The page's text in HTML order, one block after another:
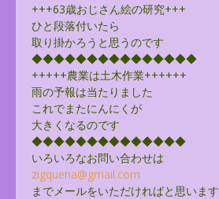
+++63歳おじさん絵の研究+++
ひと段落付いたら
取り掛かろうと思うのです
◆◆◆◆◆◆◆◆◆◆◆◆◆◆◆
+++++農業は土木作業++++++
雨の予報は当たりました
これでまたにんにくが
大きくなるのです
◆◆◆◆◆◆◆◆◆◆◆◆◆◆
いろいろなお問い合わせは
zigquena@gmail.com
までメールをいただければと思います